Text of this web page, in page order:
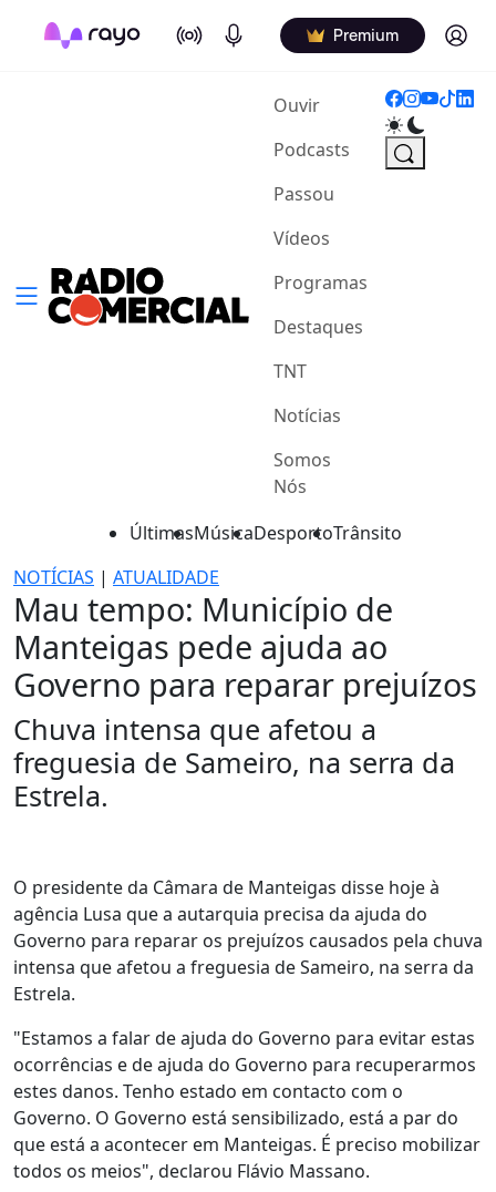
On Air Podcasts Premium Log in
Ouvir(current)
Podcasts
Passou
Vídeos
Programas
Destaques
TNT
Notícias
Somos
Nós
ÚltimasMúsicaDesportoTrânsito
NOTÍCIAS | ATUALIDADE
Mau tempo: Município de
Manteigas pede ajuda ao
Governo para reparar prejuízos
Chuva intensa que afetou a
freguesia de Sameiro, na serra da
Estrela.
O presidente da Câmara de Manteigas disse hoje à
agência Lusa que a autarquia precisa da ajuda do
Governo para reparar os prejuízos causados pela chuva
intensa que afetou a freguesia de Sameiro, na serra da
Estrela.
"Estamos a falar de ajuda do Governo para evitar estas
ocorrências e de ajuda do Governo para recuperarmos
estes danos. Tenho estado em contacto com o
Governo. O Governo está sensibilizado, está a par do
que está a acontecer em Manteigas. É preciso mobilizar
todos os meios", declarou Flávio Massano.